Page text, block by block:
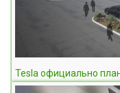
Tesla официально